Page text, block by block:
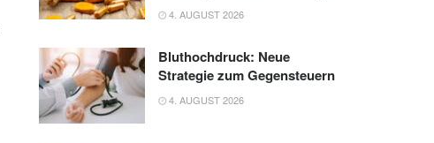
4. AUGUST 2026
Bluthochdruck: Neue
Strategie zum Gegensteuern
4. AUGUST 2026